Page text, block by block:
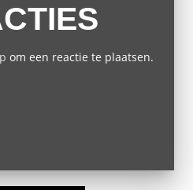
om een reactie te plaatsen.